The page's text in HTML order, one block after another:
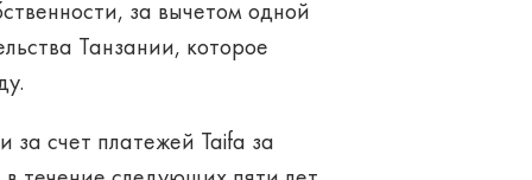
за вычетом одной
Танзании, которое
за счет платежей Taifa за